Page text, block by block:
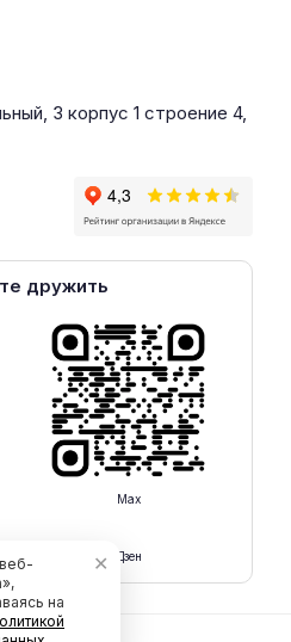
3 корпус 1 строение 4,
дружить
Max
Дзен
на
✕